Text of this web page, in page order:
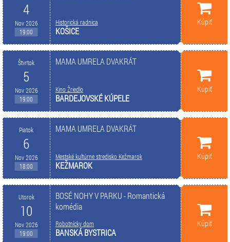
4
Nov 2026
19:00
Historická radnica
KOŠICE
Kúpiť
Štvrtok
5
Nov 2026
19:00
MAMA UMRELA DVAKRÁT
Kino Žriedlo
BARDEJOVSKÉ KÚPELE
Kúpiť
Piatok
6
Nov 2026
18:00
MAMA UMRELA DVAKRÁT
Mestské kultúrne stredisko Kežmarok
KEŽMAROK
Kúpiť
Utorok
10
Nov 2026
19:00
BOSÉ NOHY V PARKU - Romantická
komédia
Robotnícky dom
BANSKÁ BYSTRICA
Kúpiť